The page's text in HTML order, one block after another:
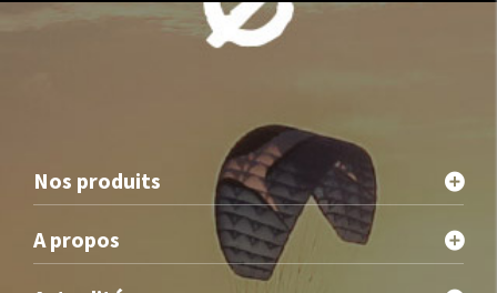
Nos produits
A propos